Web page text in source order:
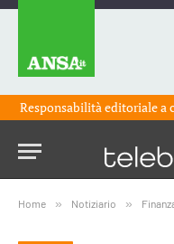
Responsabilità editoriale a
Home » Notiziario »